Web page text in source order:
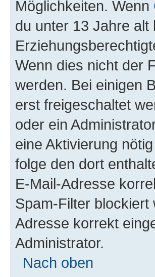
Möglichkeiten. Wenn
du unter 13 Jahre
Wenn dies nicht der
werden. Bei einigen
erst freigeschaltet
oder ein
eine Aktivierung
folge den dort
E-Mail-Adresse
Spam-Filter
Adresse korrekt
Administrator.
Nach oben